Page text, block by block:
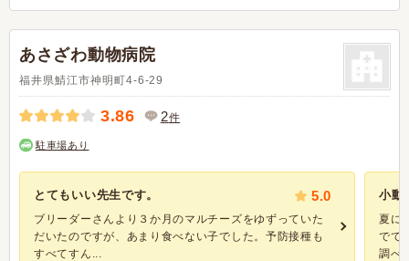
あさざわ動物病院
福井県鯖江市神明町4-6-29
3.86 2件
駐車場あり
とてもいい先生です。 5.0
ブリーダーさんより３か月のマルチーズをゆずっていた
だいたのですが、あまり食べない子でした。予防接種も
すべてすん...
小動
夏に
でて
調べ